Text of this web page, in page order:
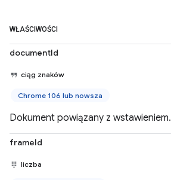
WŁAŚCIWOŚCI
documentId
ciąg znaków
Chrome 106 lub nowsza
Dokument powiązany z wstawieniem.
frameId
liczba